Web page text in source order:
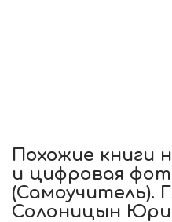
Похожие книги
и цифровая
(Самоучитель).
Солоницын